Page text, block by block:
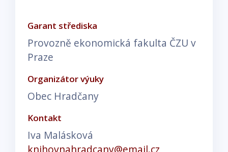
Garant střediska
Provozně ekonomická fakulta ČZU v
Praze
Organizátor výuky
Obec Hradčany
Kontakt
Iva Malásková
knihovnahradcany@email.cz